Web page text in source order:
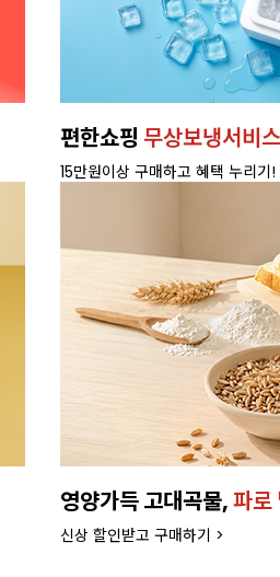
편한쇼핑 무상보냉서비스
15만원이상 구매하고 혜택 누리기!
영양가득 고대곡물,파로
신상 할인받고 구매하기 >